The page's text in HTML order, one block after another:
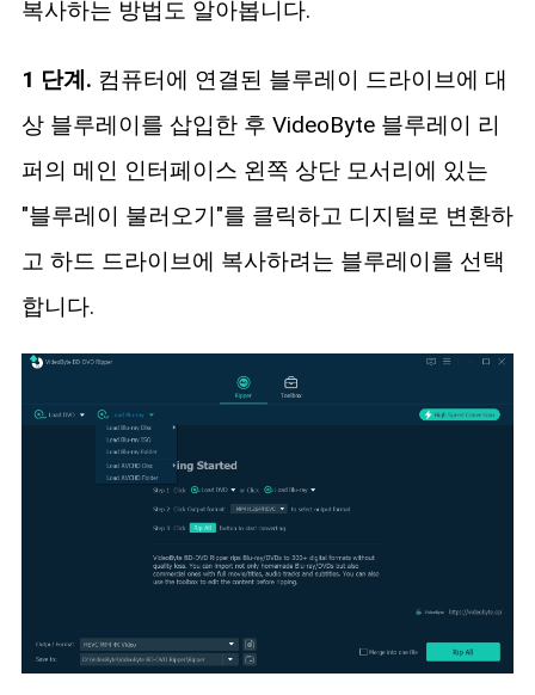
복사하는 방법도 알아봅니다.
1 단계. 컴퓨터에 연결된 블루레이 드라이브에 대
상 블루레이를 삽입한 후 VideoByte 블루레이 리
퍼의 메인 인터페이스 왼쪽 상단 모서리에 있는
"블루레이 불러오기"를 클릭하고 디지털로 변환하
고 하드 드라이브에 복사하려는 블루레이를 선택
합니다.